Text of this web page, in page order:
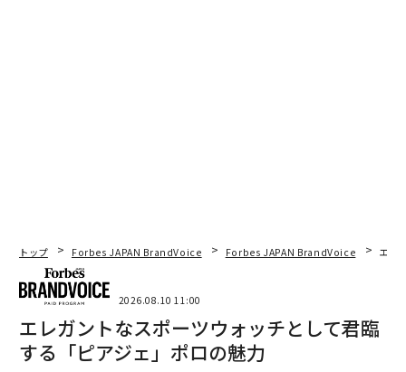
トップ Forbes JAPAN BrandVoice Forbes JAPAN BrandVoice エレ
2026.08.10 11:00
エレガントなスポーツウォッチとして君臨
する「ピアジェ」ポロの魅力